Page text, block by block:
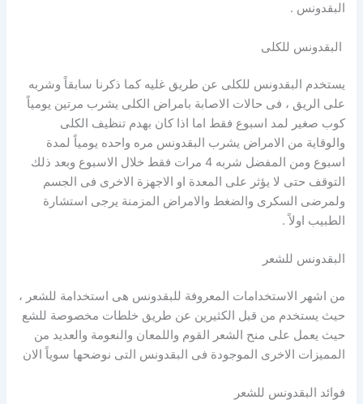
البقدونس .
البقدونس للكلى
يستخدم البقدونس للكلى عن طريق غليه كما ذكرنا سابقاً وشربه
على الريق ، فى حالات الاصابة بامراض الكلى يشرب مرتين يومياً
كوب صغير لمد اسبوع فقط اما اذا كان بهدم تنظيف الكلى
والوقاية من الامراض يشرب البقدونس مره واحده يومياً لمدة
اسبوع ومن المفضل شربه 4 مرات فقط خلال الاسبوع وبعد ذلك
التوقف حتى لا يؤثر على المعدة او الاجهزة الاخرى فى الجسم
ولمرضى السكرى والضغط والامراض المزمنة يرجى استشارة
الطبيب اولاً .
البقدونس للشعر
من اشهر الاستخدامات المعروفة للبقدونس هى استخدامة للشعر ،
حيث يستخدم من قبل الكثيرين عن طريق خلطات مخصوصة للشع
حيث يعمل على منح الشعر القوم واللمعان والنعومة والعديد من
المميزات الاخرى الموجودة فى البقدونس التى نوضحها سوياً الان
فوائد البقدونس للشعر